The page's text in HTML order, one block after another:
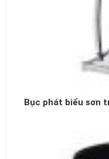
Bục phát biểu sơn